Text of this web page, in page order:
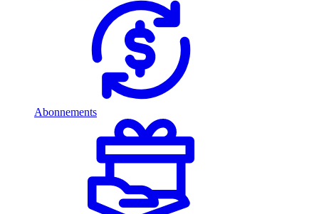
Abonnements